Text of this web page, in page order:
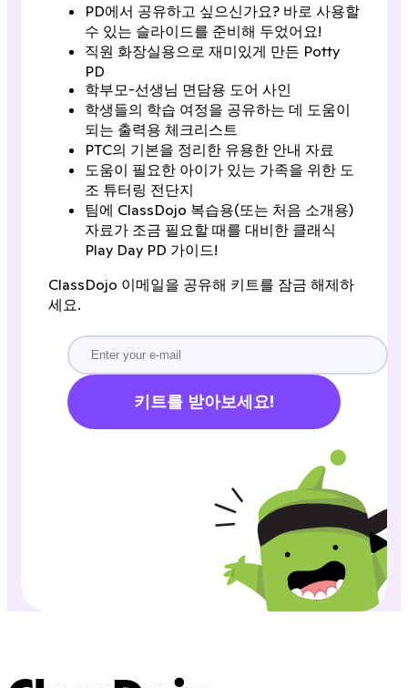
PD에서 공유하고 싶으신가요? 바로 사용할
수 있는 슬라이드를 준비해 두었어요!
직원 화장실용으로 재미있게 만든 Potty
PD
학부모-선생님 면담용 도어 사인
학생들의 학습 여정을 공유하는 데 도움이
되는 출력용 체크리스트
PTC의 기본을 정리한 유용한 안내 자료
도움이 필요한 아이가 있는 가족을 위한 도
조 튜터링 전단지
팀에 ClassDojo 복습용(또는 처음 소개용)
자료가 조금 필요할 때를 대비한 클래식
Play Day PD 가이드!
ClassDojo 이메일을 공유해 키트를 잠금 해제하
세요.
키트를 받아보세요!